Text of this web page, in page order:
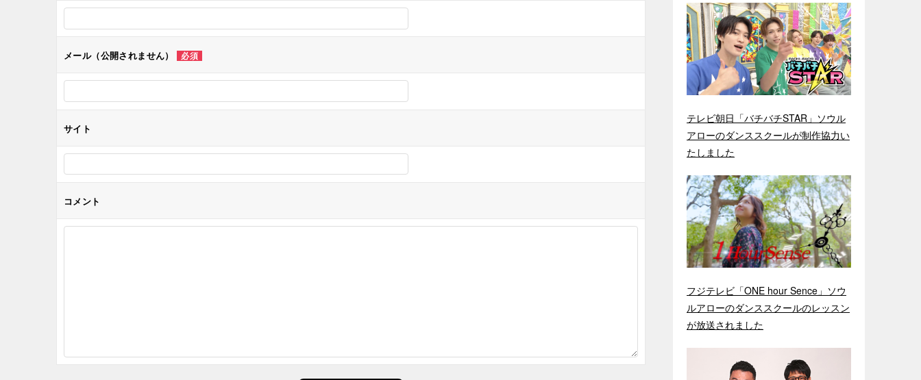
ー
ン
メール（公開されません） 必須
サイト
コメント
テレビ朝日「バチバチSTAR」ソウル
アローのダンススクールが制作協力い
たしました
フジテレビ「ONE hour Sence」ソウ
ルアローのダンススクールのレッスン
が放送されました